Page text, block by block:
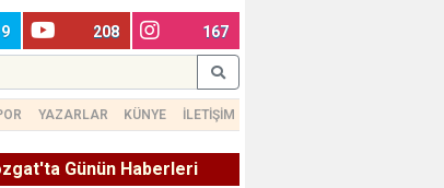
208 167
YAZARLAR KÜNYE İLETİŞİM
Günün Haberleri